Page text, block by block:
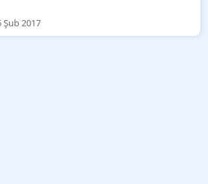
Şub 2017